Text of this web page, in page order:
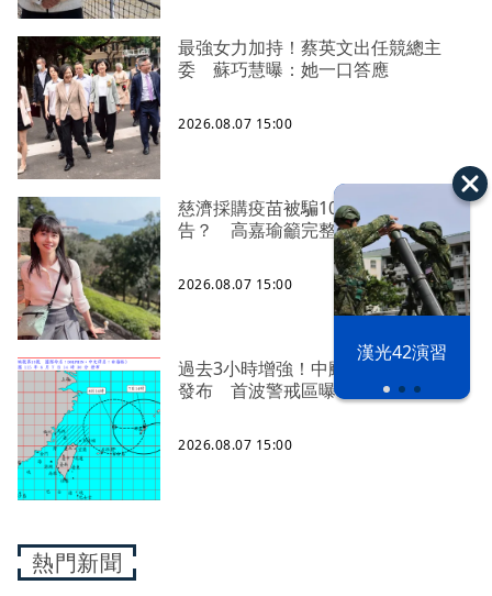
漢光42演習
最強女力加持！蔡英文出任競總主
委 蘇巧慧曝：她一口答應
2026.08.07 15:00
慈濟採購疫苗被騙10億為何不提
告？ 高嘉瑜籲完整揭露真相
2026.08.07 15:00
過去3小時增強！中颱「白海豚」海警
發布 首波警戒區曝
2026.08.07 15:00
熱門新聞